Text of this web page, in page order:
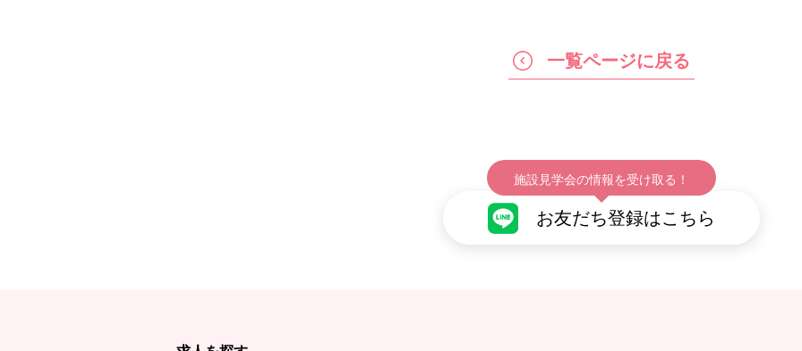
一覧ページに戻る
施設見学会の情報を受け取る！
お友だち登録はこちら